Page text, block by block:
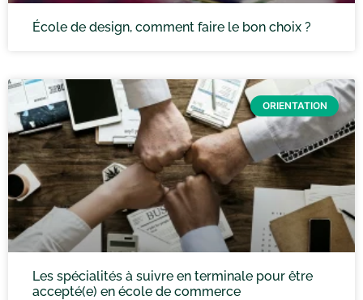
École de design, comment faire le bon choix ?
ORIENTATION
Les spécialités à suivre en terminale pour être
accepté(e) en école de commerce